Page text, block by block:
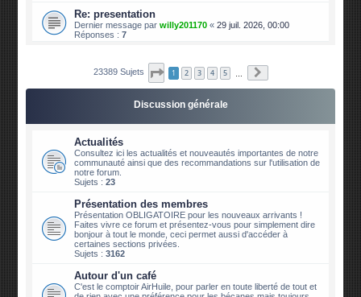
Re: presentation
Dernier message parwilly201170 «29 juil. 2026, 00:00
Réponses :7
23389 Sujets Page 1sur2339
1 2 3 4 5
Discussion générale
Actualités
Consultez ici les actualités et nouveautés importantes de notre
communauté ainsi que des recommandations sur l'utilisation de
notre forum.
Sujets :23
Présentation des membres
Présentation OBLIGATOIRE pour les nouveaux arrivants !
Faites vivre ce forum et présentez-vous pour simplement dire
bonjour à tout le monde, ceci permet aussi d'accéder à
certaines sections privées.
Sujets :3162
Autour d'un café
C'est le comptoir AirHuile, pour parler en toute liberté de tout et